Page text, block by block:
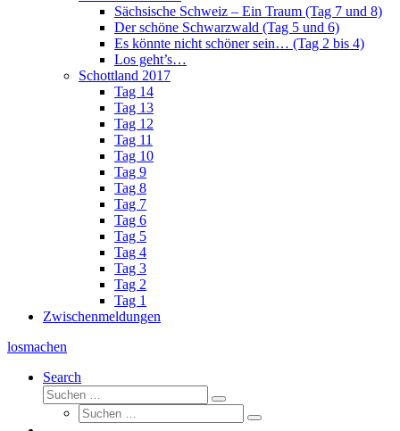
Sächsische Schweiz – Ein Traum (Tag 7 und 8)
Der schöne Schwarzwald (Tag 5 und 6)
Es könnte nicht schöner sein… (Tag 2 bis 4)
Los geht’s…
Schottland 2017
Tag 14
Tag 13
Tag 12
Tag 11
Tag 10
Tag 9
Tag 8
Tag 7
Tag 6
Tag 5
Tag 4
Tag 3
Tag 2
Tag 1
Zwischenmeldungen
losmachen
Search
Suche
Suchen
Suche
Suchen